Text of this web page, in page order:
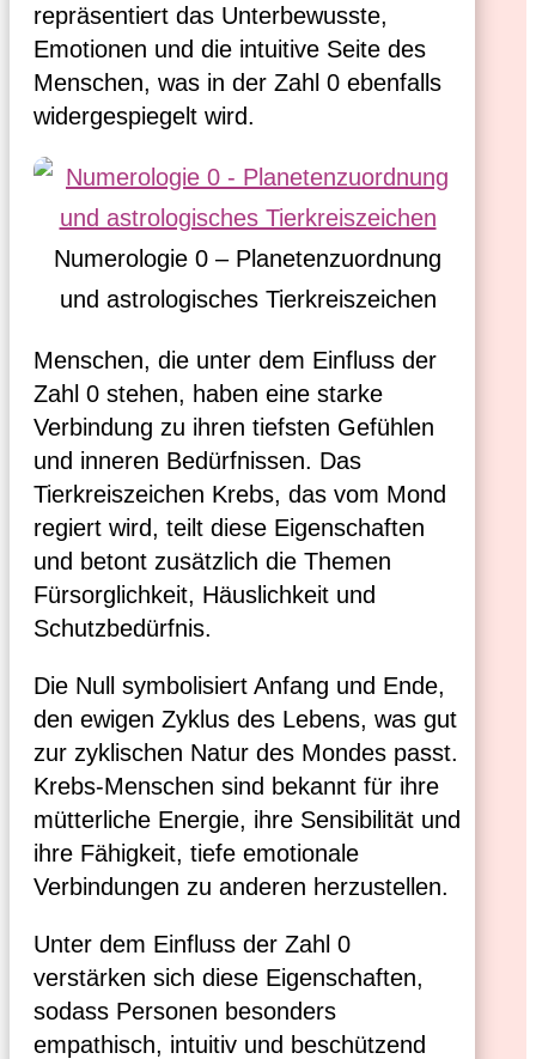
repräsentiert das Unterbewusste,
Emotionen und die intuitive Seite des
Menschen, was in der Zahl 0 ebenfalls
widergespiegelt wird.
Numerologie 0 – Planetenzuordnung
und astrologisches Tierkreiszeichen
Menschen, die unter dem Einfluss der
Zahl 0 stehen, haben eine starke
Verbindung zu ihren tiefsten Gefühlen
und inneren Bedürfnissen. Das
Tierkreiszeichen Krebs, das vom Mond
regiert wird, teilt diese Eigenschaften
und betont zusätzlich die Themen
Fürsorglichkeit, Häuslichkeit und
Schutzbedürfnis.
Die Null symbolisiert Anfang und Ende,
den ewigen Zyklus des Lebens, was gut
zur zyklischen Natur des Mondes passt.
Krebs-Menschen sind bekannt für ihre
mütterliche Energie, ihre Sensibilität und
ihre Fähigkeit, tiefe emotionale
Verbindungen zu anderen herzustellen.
Unter dem Einfluss der Zahl 0
verstärken sich diese Eigenschaften,
sodass Personen besonders
empathisch, intuitiv und beschützend